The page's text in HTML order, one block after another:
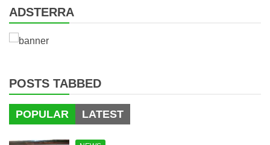
ADSTERRA
POSTS TABBED
POPULAR LATEST